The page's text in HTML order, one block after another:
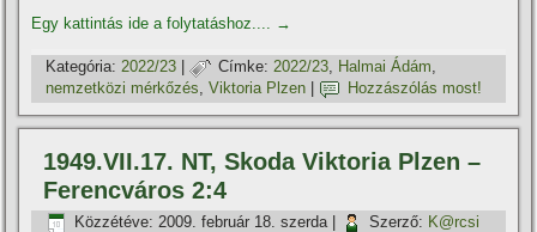
Egy kattintás ide a folytatáshoz....
→
Kategória: 2022/23 Címke: 2022/23 Halmai Ádám
nemzetközi mérkőzés ,Viktoria Plzen Hozzászólás most!
1949.VII.17. NT, Skoda Viktoria Plzen –
Ferencváros 2:4
Közzétéve: 2009. február 18. szerda Szerző: K@rcsi